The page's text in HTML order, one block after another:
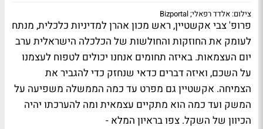
צילום: אלדד רפאלי; Bizportal
פרופ' צבי אקשטיין, ראש מכון אהרן למדיניות כלכלית, מנתח
לעומק את החוזקות והחולשות של הכלכלה הישראלית ערב
יום העצמאות. באיזה תחומים אנחנו יכולים לטפוח לעצמנו
על השכם, ואיזה דברים כדאי שנחזק כדי להגביר את
הצמיחה. אקשטיין גם מפרט עד כמה הממשלה משפיעה על
המשק ועד כמה הוא מתקיים עצמאית ומה להערכתו יהיה
הכיוון של השקל. צפו בראיון המלא -